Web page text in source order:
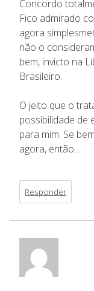
Concordo
Fico admirado
agora
não o
bem, invicto na
Brasileiro.
O jeito que o
possibilidade de
para mim. Se
agora, então…
Responder